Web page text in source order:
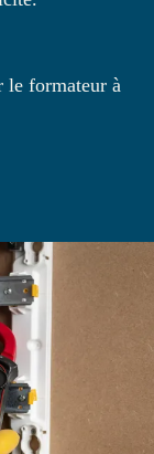
le formateur à